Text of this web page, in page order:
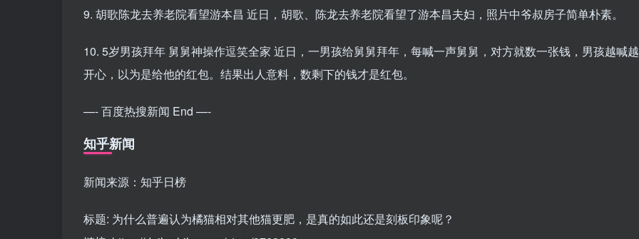
9. 胡歌陈龙去养老院看望游本昌 近日，胡歌、陈龙去养老院看望了游本昌夫妇，照片中爷叔房子简单朴素。
10. 5岁男孩拜年 舅舅神操作逗笑全家 近日，一男孩给舅舅拜年，每喊一声舅舅，对方就数一张钱，男孩越喊越
开心，以为是给他的红包。结果出人意料，数剩下的钱才是红包。
—- 百度热搜新闻 End —-
知乎新闻
新闻来源：知乎日榜
标题: 为什么普遍认为橘猫相对其他猫更肥，是真的如此还是刻板印象呢？